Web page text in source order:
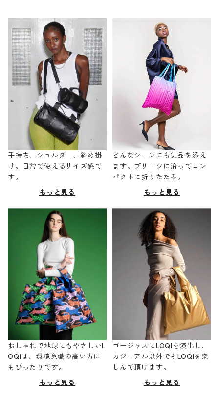
手持ち、ショルダー、斜め掛
け。日常で使えるサイズ感で
す。
もっと見る
どんなシーンにも気品を添え
ます。プリーツに沿ってコン
パクトに折りたたみ。
もっと見る
おしゃれで地球にもやさしいL
OQIは、環境意識の高い方に
もぴったりです。
もっと見る
ゴージャスにLOQIを演出し、
カジュアル以外でもLOQIを楽
しんで頂けます。
もっと見る